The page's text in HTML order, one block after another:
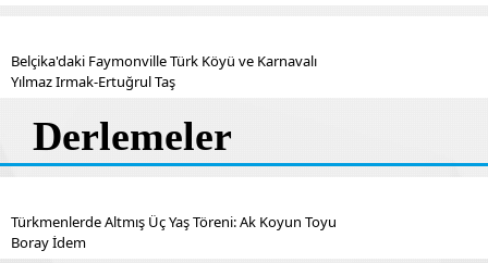
Belçika'daki Faymonville Türk Köyü ve Karnavalı
Yılmaz Irmak-Ertuğrul Taş
Derlemeler
Türkmenlerde Altmış Üç Yaş Töreni: Ak Koyun Toyu
Boray İdem